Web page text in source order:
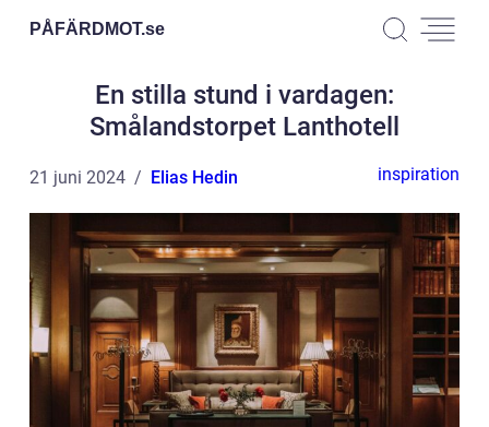
PÅFÄRDMOT.se
En stilla stund i vardagen:
Smålandstorpet Lanthotell
21 juni 2024 Elias Hedin inspiration